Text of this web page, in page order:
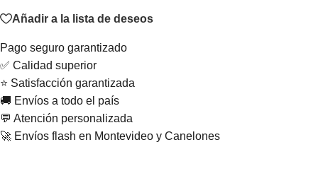
Añadir a la lista de deseos
Pago seguro garantizado
✅ Calidad superior
⭐ Satisfacción garantizada
🚚 Envíos a todo el país
💬 Atención personalizada
🚀 Envíos flash en Montevideo y Canelones